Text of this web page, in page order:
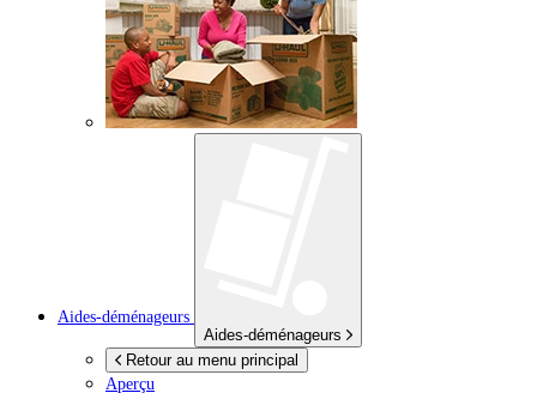
Aides-déménageurs
Aides-déménageurs
Retour au menu principal
Aperçu